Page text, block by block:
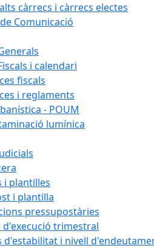
càrrecs i càrrecs electes
Comunicació
i calendari
fiscals
i reglaments
- POUM
lumínica
i plantilles
i plantilla
pressupostàries
trimestral
d'estabilitat i nivell